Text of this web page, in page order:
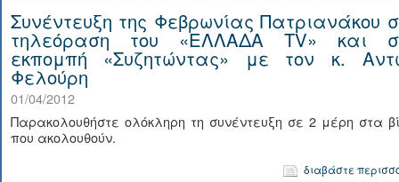
Συνέντευξη της Φεβρωνίας Πατριανάκου
τηλεόραση του «ΕΛΛΑΔΑ TV» και
εκπομπή «Συζητώντας» με τον κ.
Φελούρη
01/04/2012
Παρακολουθήστε ολόκληρη τη συνέντευξη σε 2 μέρη στα
που ακολουθούν.
διαβάστε